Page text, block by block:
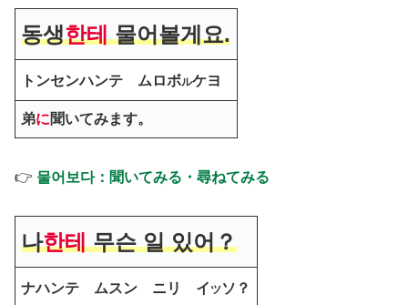
동생한테물어볼게요.
トンセンハンテ ムロボルケヨ
弟に聞いてみます。
👉 물어보다：聞いてみる・尋ねてみる
나한테무슨 일 있어？
ナハンテ ムスン ニリ イツソ？